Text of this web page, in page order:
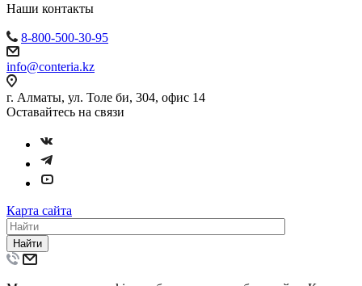
Наши контакты
8-800-500-30-95
info@conteria.kz
г. Алматы, ул. Толе би, 304, офис 14
Оставайтесь на связи
Карта сайта
Найти